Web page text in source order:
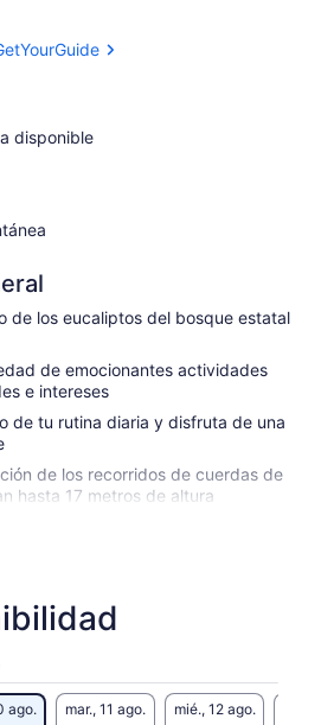
disponible
de los eucaliptos del bosque estatal
de emocionantes actividades
e intereses
de tu rutina diaria y disfruta de una
de los recorridos de cuerdas de
hasta 17 metros de altura
ago. mar., 11 ago. mié., 12 ago.